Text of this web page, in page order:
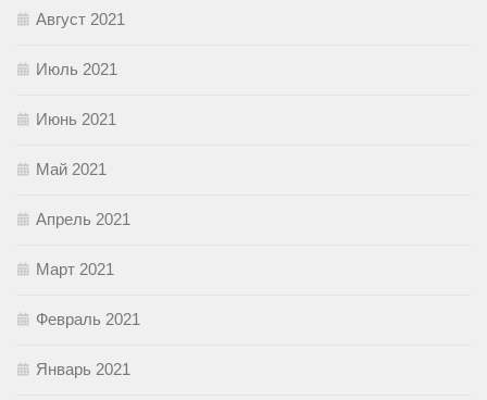
Август 2021
Июль 2021
Июнь 2021
Май 2021
Апрель 2021
Март 2021
Февраль 2021
Январь 2021